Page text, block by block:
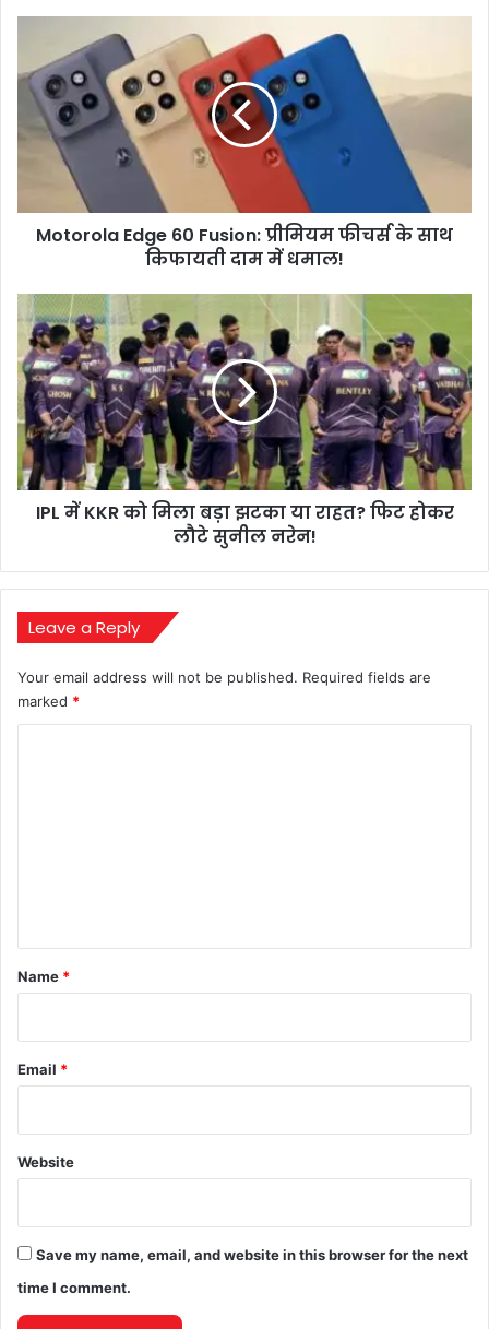
60
Fusion:
प्रीमियम
फीचर्स
किफायती
Motorola Edge 60 Fusion: प्रीमियम फीचर्स के साथ
किफायती दाम में धमाल!
IPL
में
KKR
को
मिला
बड़ा
झटका
या
राहत?
फिटIPL में KKR को मिला बड़ा झटका या राहत? फिट होकर
लौटे सुनील नरेन!
Leave a Reply
Your email address will not be published. Required fields are
marked *
*
Name *
Email *
Website
Save my name, email, and website in this browser for the next
time I comment.